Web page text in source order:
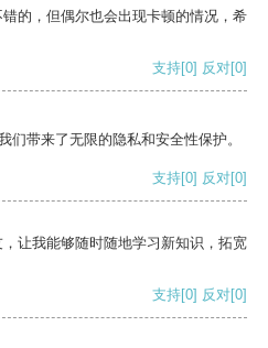
的，但偶尔也会出现卡顿的情况，希
支持[0] 反对[0]
们带来了无限的隐私和安全性保护。
支持[0] 反对[0]
让我能够随时随地学习新知识，拓宽
支持[0] 反对[0]